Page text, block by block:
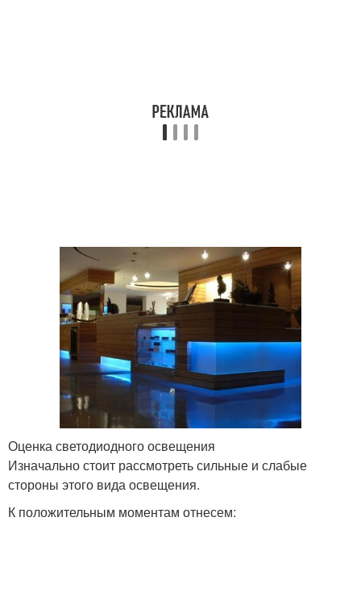
Оценка светодиодного освещения
Изначально стоит рассмотреть сильные и слабые
стороны этого вида освещения.
К положительным моментам отнесем: